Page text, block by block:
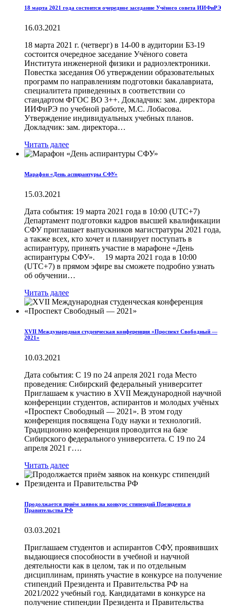
18 марта 2021 года состоится очередное заседание Учёного совета ИИФиРЭ
16.03.2021
18 марта 2021 г. (четверг) в 14-00 в аудитории Б3-19
состоится очередное заседание Учёного совета
Института инженерной физики и радиоэлектроники.
Повестка заседания Об утверждении образовательных
программ по направлениям подготовки бакалавриата,
специалитета приведенных в соответствии со
стандартом ФГОС ВО 3++. Докладчик: зам. директора
ИИФиРЭ по учебной работе, М.С. Лобасова.
Утверждение индивидуальных учебных планов.
Докладчик: зам. директора…
Читать далее
Марафон «День аспирантуры СФУ»
15.03.2021
Дата события: 19 марта 2021 года в 10:00 (UTC+7)
Департамент подготовки кадров высшей квалификации
СФУ приглашает выпускников магистратуры 2021 года,
а также всех, кто хочет и планирует поступать в
аспирантуру, принять участие в марафоне «День
аспирантуры СФУ». 19 марта 2021 года в 10:00
(UTC+7) в прямом эфире вы сможете подробно узнать
об обучении…
Читать далее
XVII Международная студенческая конференция «Проспект Свободный —
2021»
10.03.2021
Дата события: С 19 по 24 апреля 2021 года Место
проведения: Сибирский федеральный университет
Приглашаем к участию в XVII Международной научной
конференции студентов, аспирантов и молодых учёных
«Проспект Свободный — 2021». В этом году
конференция посвящена Году науки и технологий.
Традиционно конференция проводится на базе
Сибирского федерального университета. С 19 по 24
апреля 2021 г….
Читать далее
Продолжается приём заявок на конкурс стипендий Президента и
Правительства РФ
03.03.2021
Приглашаем студентов и аспирантов СФУ, проявивших
выдающиеся способности в учебной и научной
деятельности как в целом, так и по отдельным
дисциплинам, принять участие в конкурсе на получение
стипендий Президента и Правительства РФ на
2021/2022 учебный год. Кандидатами в конкурсе на
получение стипендии Президента и Правительства